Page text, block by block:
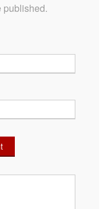
published.